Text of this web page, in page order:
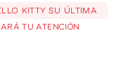
KITTY SU ÚLTIMA
TU ATENCIÓN